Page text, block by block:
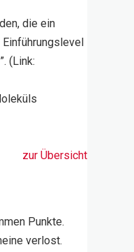
die ein
(Link:
zur Übersicht
Punkte.
verlost.